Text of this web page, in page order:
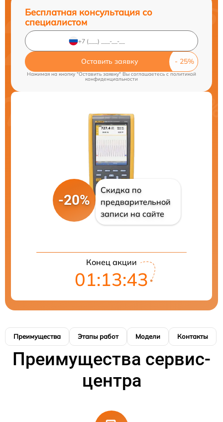
Бесплатная консультация со
специалистом
Оставить заявку
Нажимая на кнопку "Оставить заявку" Вы соглашаетесь cполитикой
конфиденциальности
-20%
Скидка по
предварительной
записи на сайте
Конец акции
01:13:42
Преимущества Этапы работ Модели Контакты
Преимущества сервис-
центра